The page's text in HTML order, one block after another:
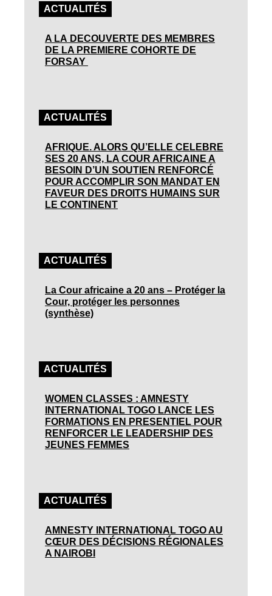
ACTUALITÉS
A LA DECOUVERTE DES MEMBRES
DE LA PREMIERE COHORTE DE
FORSAY
ACTUALITÉS
AFRIQUE. ALORS QU’ELLE CELEBRE
SES 20 ANS, LA COUR AFRICAINE A
BESOIN D’UN SOUTIEN RENFORCÉ
POUR ACCOMPLIR SON MANDAT EN
FAVEUR DES DROITS HUMAINS SUR
LE CONTINENT
ACTUALITÉS
La Cour africaine a 20 ans – Protéger la
Cour, protéger les personnes
(synthèse)
ACTUALITÉS
WOMEN CLASSES : AMNESTY
INTERNATIONAL TOGO LANCE LES
FORMATIONS EN PRESENTIEL POUR
RENFORCER LE LEADERSHIP DES
JEUNES FEMMES
ACTUALITÉS
AMNESTY INTERNATIONAL TOGO AU
CŒUR DES DÉCISIONS RÉGIONALES
A NAIROBI